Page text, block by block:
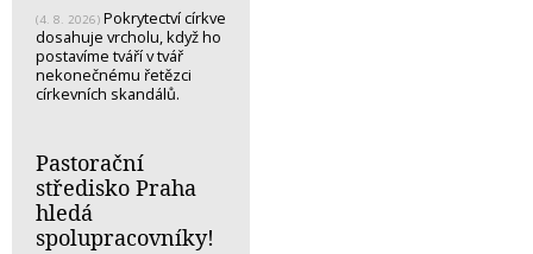
(4. 8. 2026) Pokrytectví církve
dosahuje vrcholu, když ho
postavíme tváří v tvář
nekonečnému řetězci
církevních skandálů.
Pastorační
středisko Praha
hledá
spolupracovníky!